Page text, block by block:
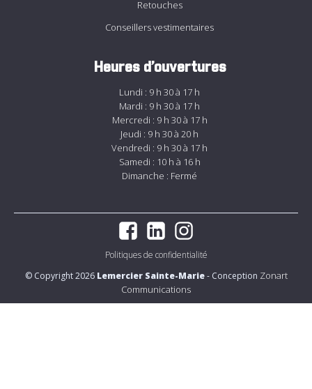
Retouches
Conseillers vestimentaires
Heures d’ouvertures
Lundi : 9 h 30 à 17 h
Mardi : 9 h 30 à 17 h
Mercredi : 9 h 30 à 17 h
Jeudi : 9 h 30 à 20 h
Vendredi : 9 h 30 à 17 h
Samedi : 10 h à 16 h
Dimanche : Fermé
© Copyright 2026 Lemercier Sainte-Marie- Conception Zonart
Communications
Politiques de confidentialité